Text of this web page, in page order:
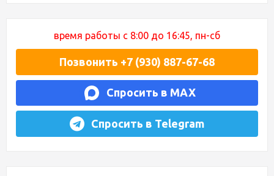
время работы с 8:00 до 16:45, пн-сб
Позвонить +7 (930) 887-67-68
Спросить в MAX
Спросить в Telegram